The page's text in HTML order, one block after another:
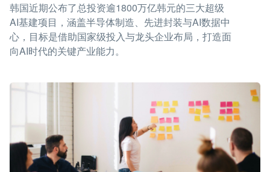
韩国近期公布了总投资逾1800万亿韩元的三大超级
AI基建项目，涵盖半导体制造、先进封装与AI数据中
心，目标是借助国家级投入与龙头企业布局，打造面
向AI时代的关键产业能力。